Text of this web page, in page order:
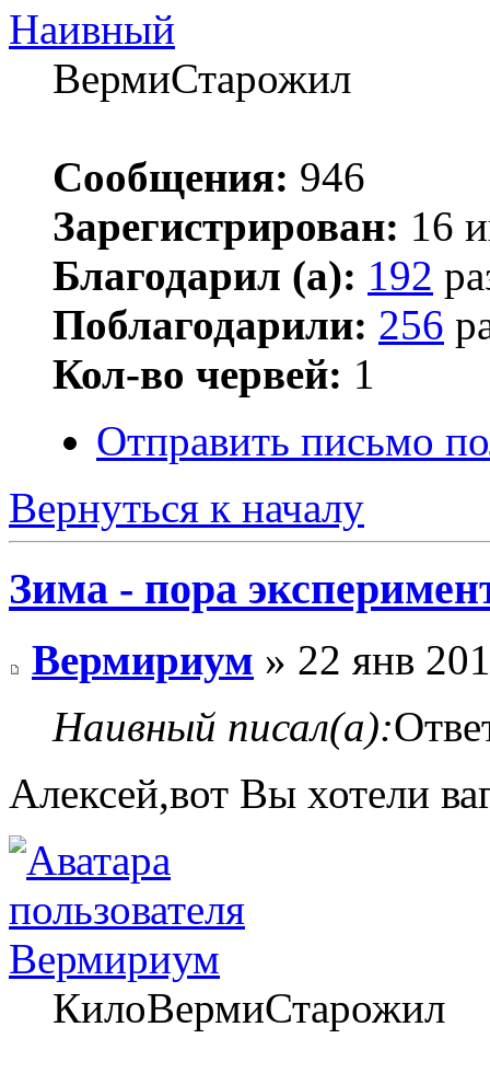
Наивный
ВермиСтарожил
Сообщения: 946
Зарегистрирован: 16
Благодарил (а): 192
Поблагодарили: 256
Кол-во червей: 1
Отправить письмо
Вернуться к началу
Зима - пора
Вермириум » 22 янв
Наивный писал(а):
Алексей,вот Вы хотели
Вермириум
КилоВермиСтарожил